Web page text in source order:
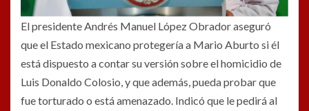
El presidente Andrés Manuel López Obrador aseguró
que el Estado mexicano protegería a Mario Aburto si él
está dispuesto a contar su versión sobre el homicidio de
Luis Donaldo Colosio, y que además, pueda probar que
fue torturado o está amenazado. Indicó que le pedirá al